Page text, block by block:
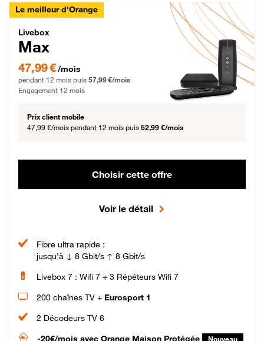
Le meilleur d'Orange
Livebox Max Fibre
Livebox
Max
47,99 € par mois pendant 12 mois puis 57,99 € par mois, Engagement 12 mois
47,99 €/mois
pendant 12 mois puis 57,99 €/mois
Engagement 12 mois
Prix client mobile
47,99 €/mois pendant 12 mois puis 52,99 €/mois
Choisir cette offre
Voir le détail
Fibre ultra rapide :
jusqu'à ↓ 8 Gbit/s ↑ 8 Gbit/s
Livebox 7 : Wifi 7 + 3 Répéteurs Wifi 7
200 chaînes TV + Eurosport 1
2 Décodeurs TV 6
-20€/mois avec Orange Maison Protégée Nouveau